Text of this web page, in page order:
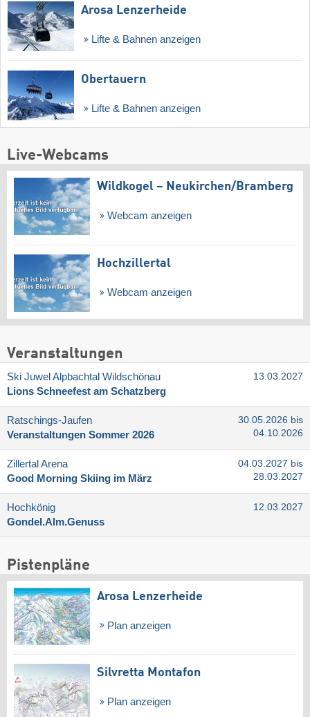
Arosa Lenzerheide
Lifte & Bahnen anzeigen
Obertauern
Lifte & Bahnen anzeigen
Live-Webcams
Wildkogel – Neukirchen/​Bramberg
Webcam anzeigen
Hochzillertal
Webcam anzeigen
Veranstaltungen
Ski Juwel Alpbachtal Wildschönau
Lions Schneefest am Schatzberg
13.03.2027
Ratschings-Jaufen
Veranstaltungen Sommer 2026
30.05.2026 bis
04.10.2026
Zillertal Arena
Good Morning Skiing im März
04.03.2027 bis
28.03.2027
Hochkönig
Gondel.Alm.Genuss
12.03.2027
Pistenpläne
Arosa Lenzerheide
Plan anzeigen
Silvretta Montafon
Plan anzeigen